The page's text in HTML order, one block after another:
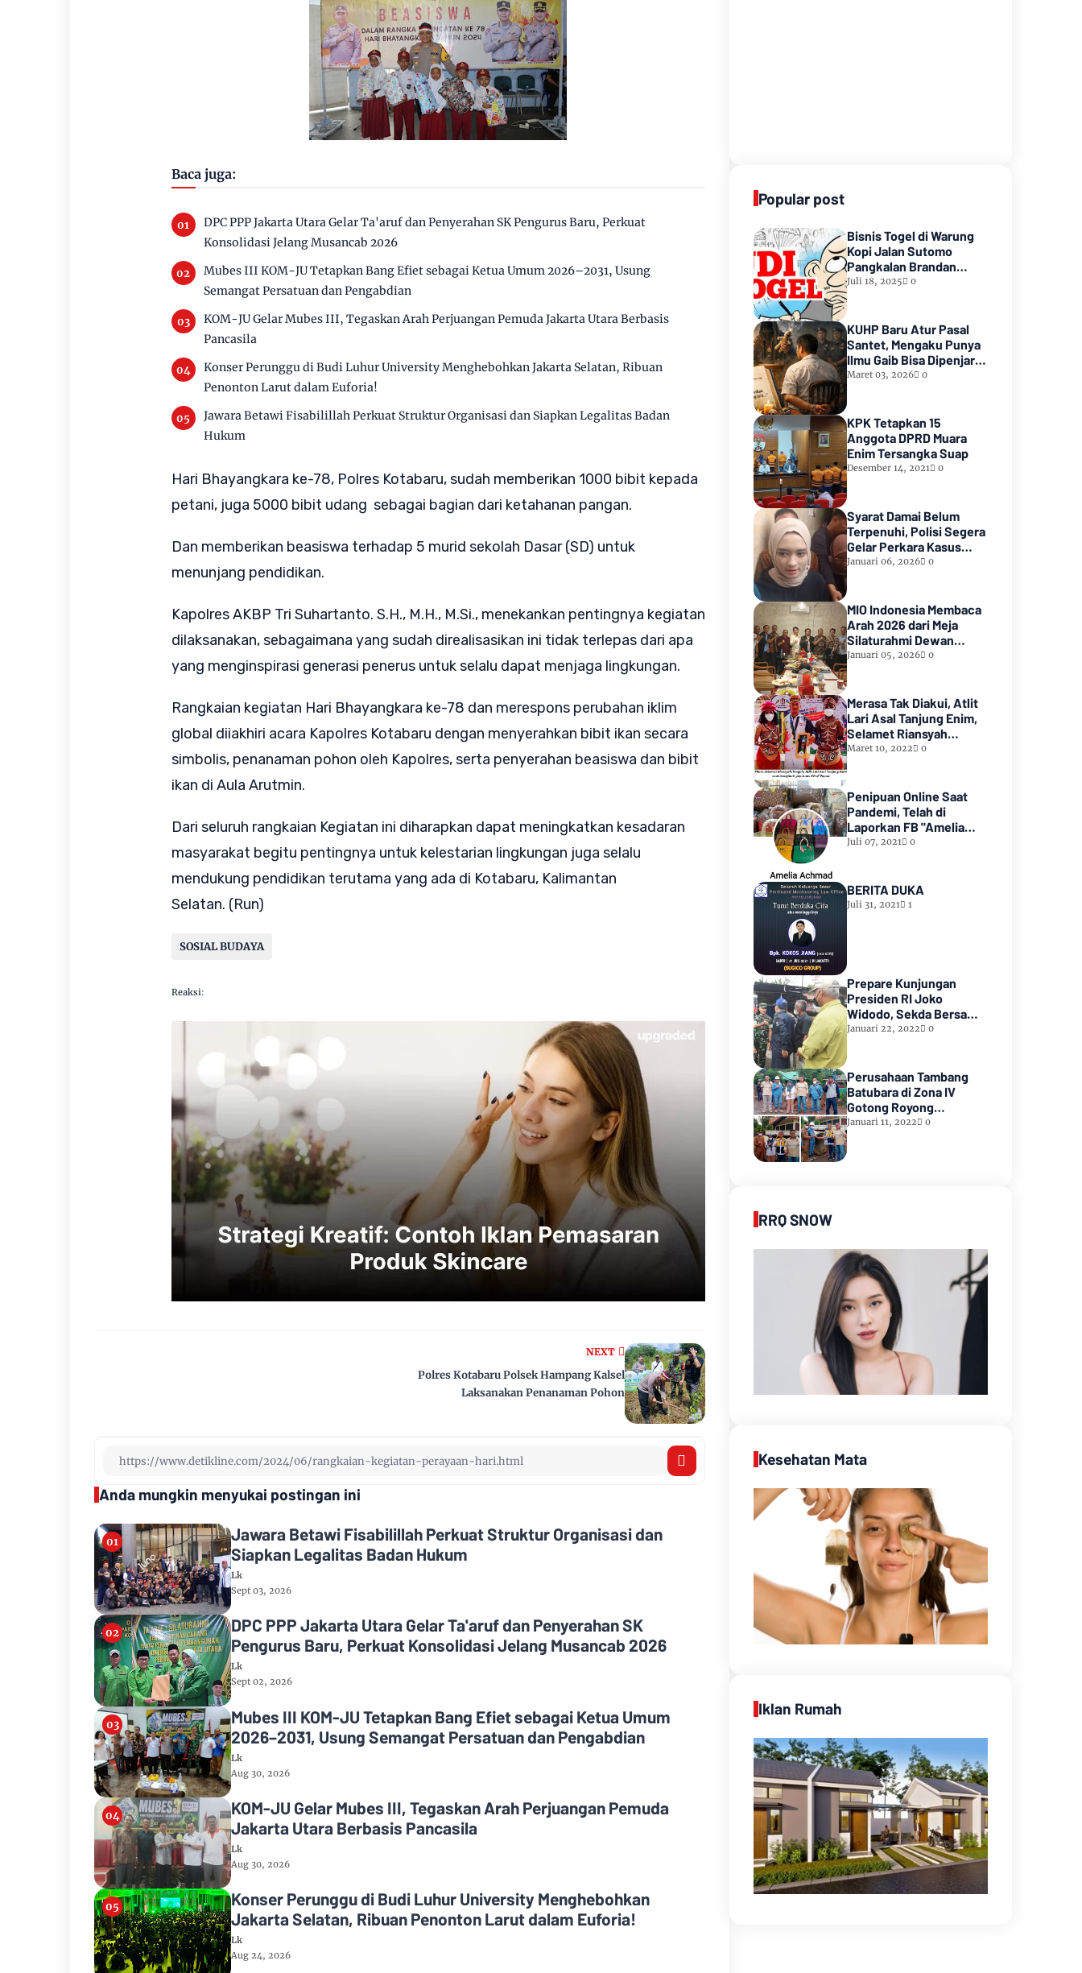
Baca juga:
DPC PPP Jakarta Utara Gelar Ta'aruf dan Penyerahan SK Pengurus Baru, Perkuat
Konsolidasi Jelang Musancab 2026
Mubes III KOM-JU Tetapkan Bang Efiet sebagai Ketua Umum 2026–2031, Usung
Semangat Persatuan dan Pengabdian
KOM-JU Gelar Mubes III, Tegaskan Arah Perjuangan Pemuda Jakarta Utara Berbasis
Pancasila
Konser Perunggu di Budi Luhur University Menghebohkan Jakarta Selatan, Ribuan
Penonton Larut dalam Euforia!
Jawara Betawi Fisabilillah Perkuat Struktur Organisasi dan Siapkan Legalitas Badan
Hukum
Hari Bhayangkara ke-78, Polres Kotabaru, sudah memberikan 1000 bibit kepada
petani, juga 5000 bibit udang sebagai bagian dari ketahanan pangan.
Dan memberikan beasiswa terhadap 5 murid sekolah Dasar (SD) untuk
menunjang pendidikan.
Kapolres AKBP Tri Suhartanto. S.H., M.H., M.Si., menekankan pentingnya kegiatan
dilaksanakan, sebagaimana yang sudah direalisasikan ini tidak terlepas dari apa
yang menginspirasi generasi penerus untuk selalu dapat menjaga lingkungan.
Rangkaian kegiatan Hari Bhayangkara ke-78 dan merespons perubahan iklim
global diiakhiri acara Kapolres Kotabaru dengan menyerahkan bibit ikan secara
simbolis, penanaman pohon oleh Kapolres, serta penyerahan beasiswa dan bibit
ikan di Aula Arutmin.
Dari seluruh rangkaian Kegiatan ini diharapkan dapat meningkatkan kesadaran
masyarakat begitu pentingnya untuk kelestarian lingkungan juga selalu
mendukung pendidikan terutama yang ada di Kotabaru, Kalimantan
Selatan. (Run)
SOSIAL BUDAYA
Reaksi:
NEXT
Polres Kotabaru Polsek Hampang Kalsel
Laksanakan Penanaman Pohon
Anda mungkin menyukai postingan ini
Jawara Betawi Fisabilillah Perkuat Struktur Organisasi dan
Siapkan Legalitas Badan Hukum
Lk
Sept 03, 2026
DPC PPP Jakarta Utara Gelar Ta'aruf dan Penyerahan SK
Pengurus Baru, Perkuat Konsolidasi Jelang Musancab 2026
Lk
Sept 02, 2026
Mubes III KOM-JU Tetapkan Bang Efiet sebagai Ketua Umum
2026–2031, Usung Semangat Persatuan dan Pengabdian
Lk
Aug 30, 2026
KOM-JU Gelar Mubes III, Tegaskan Arah Perjuangan Pemuda
Jakarta Utara Berbasis Pancasila
Lk
Aug 30, 2026
Konser Perunggu di Budi Luhur University Menghebohkan
Jakarta Selatan, Ribuan Penonton Larut dalam Euforia!
Lk
Aug 24, 2026
Popular post
Bisnis Togel di Warung
Kopi Jalan Sutomo
Pangkalan Brandan
Diduga Kebal Hukum
Juli 18, 2025 0
KUHP Baru Atur Pasal
Santet, Mengaku Punya
Ilmu Gaib Bisa Dipenjara
1,5 Tahun
Maret 03, 2026 0
KPK Tetapkan 15
Anggota DPRD Muara
Enim Tersangka Suap
Desember 14, 2021 0
Syarat Damai Belum
Terpenuhi, Polisi Segera
Gelar Perkara Kasus
Dugaan Perzinaan Inara
Januari 06, 2026 0
MIO Indonesia Membaca
Arah 2026 dari Meja
Silaturahmi Dewan
Kehormatan
Januari 05, 2026 0
Merasa Tak Diakui, Atlit
Lari Asal Tanjung Enim,
Selamet Riansyah
Sukses di Papua dan
Maret 10, 2022 0
Penipuan Online Saat
Pandemi, Telah di
Laporkan FB "Amelia
Achmad"
Juli 07, 2021 0
BERITA DUKA
Juli 31, 2021 1
Prepare Kunjungan
Presiden RI Joko
Widodo, Sekda Bersama
Forkopimda Muara Enim
Januari 22, 2022 0
Perusahaan Tambang
Batubara di Zona IV
Gotong Royong
Memperbaiki Jalan
Januari 11, 2022 0
RRQ SNOW
Kesehatan Mata
Iklan Rumah